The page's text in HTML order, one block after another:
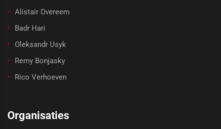
Alistair Overeem
Badr Hari
Oleksandr Usyk
Remy Bonjasky
Rico Verhoeven
Organisaties